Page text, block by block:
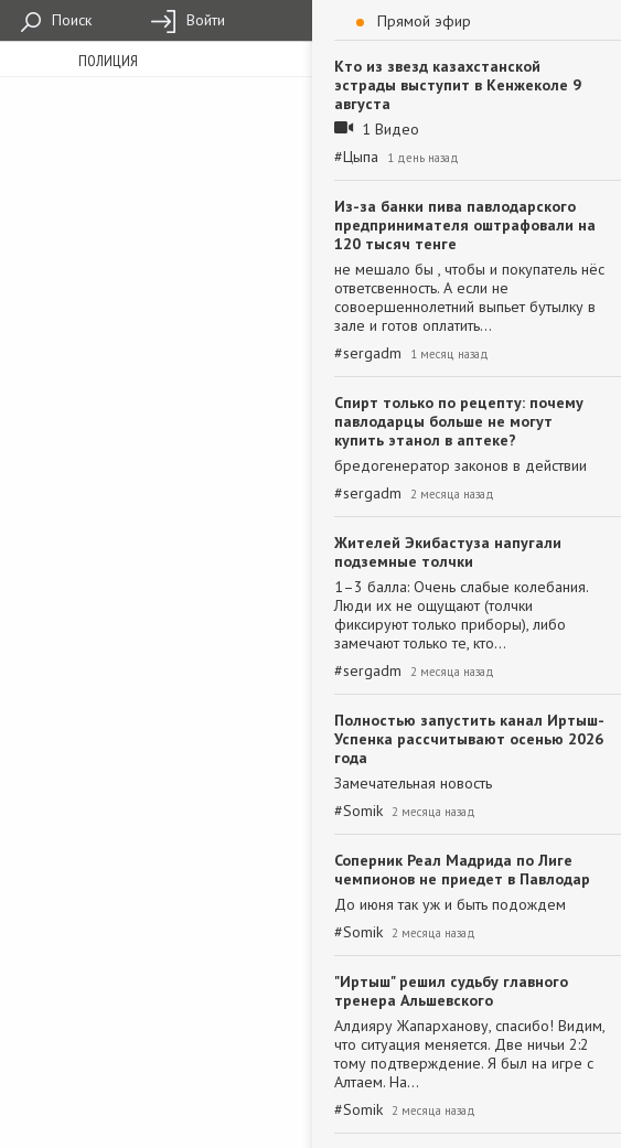
Поиск Войти
ПОЛИЦИЯ
Прямой эфир
Кто из звезд казахстанской
эстрады выступит в Кенжеколе 9
августа
1 Видео
#Цыпа 1 день назад
Из-за банки пива павлодарского
предпринимателя оштрафовали на
120 тысяч тенге
не мешало бы , чтобы и покупатель нёс
ответсвенность. А если не
совоершеннолетний выпьет бутылку в
зале и готов оплатить…
#sergadm 1 месяц назад
Спирт только по рецепту: почему
павлодарцы больше не могут
купить этанол в аптеке?
бредогенератор законов в действии
#sergadm 2 месяца назад
Жителей Экибастуза напугали
подземные толчки
1–3 балла: Очень слабые колебания.
Люди их не ощущают (толчки
фиксируют только приборы), либо
замечают только те, кто…
#sergadm 2 месяца назад
Полностью запустить канал Иртыш-
Успенка рассчитывают осенью 2026
года
Замечательная новость
#Somik 2 месяца назад
Соперник Реал Мадрида по Лиге
чемпионов не приедет в Павлодар
До июня так уж и быть подождем
#Somik 2 месяца назад
"Иртыш" решил судьбу главного
тренера Альшевского
Алдияру Жапарханову, спасибо! Видим,
что ситуация меняется. Две ничьи 2:2
тому подтверждение. Я был на игре с
Алтаем. На…
#Somik 2 месяца назад